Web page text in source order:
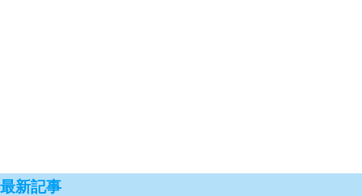
最新記事